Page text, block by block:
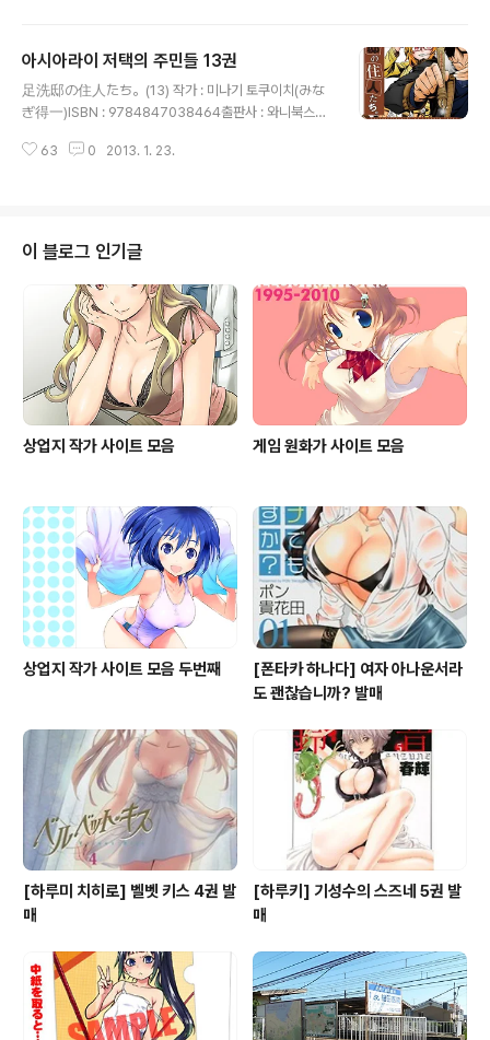
아시아라이 저택의 주민들 13권
足洗邸の住人たち。(13) 작가 : 미나기 토쿠이치(みな
ぎ得一)ISBN : 9784847038464출판사 : 와니북스발
63 0 2013. 1. 23.
이 블로그 인기글
상업지 작가 사이트 모음 게임 원화가 사이트 모음
상업지 작가 사이트 모음 두번째
[폰타카 하나다] 여자 아나운서라
도 괜찮습니까? 발매
[하루미 치히로] 벨벳 키스 4권 발
매
[하루키] 기성수의 스즈네 5권 발
매